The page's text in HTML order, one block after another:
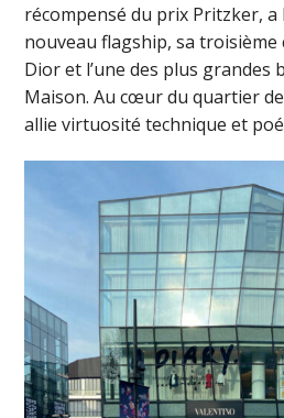
récompensé du prix Pritzker, a
nouveau flagship, sa
Dior et l’une des plus grandes
Maison. Au cœur du quartier
allie virtuosité technique et